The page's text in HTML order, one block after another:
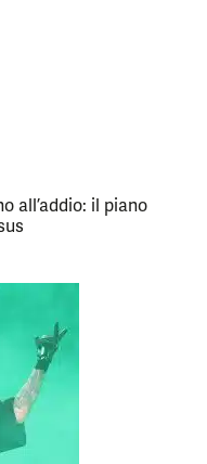
all’addio: il piano